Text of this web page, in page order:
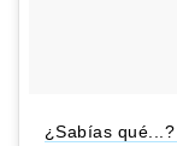
¿Sabías